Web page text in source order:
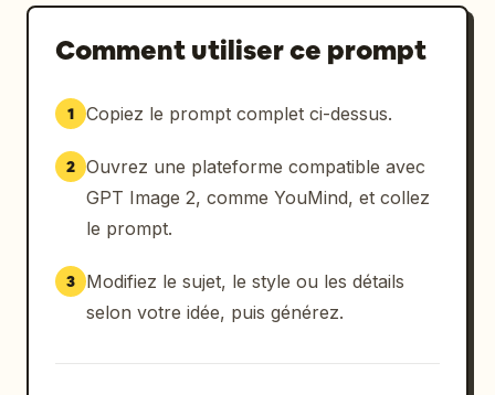
sorte que toute la typographie chinoise
semble intentionnellement conçue, comme pour
une campagne publicitaire mème et une affiche
slogan de pied de page chinois centré en gras
rétroéclairage de coucher de soleil orange,
des ombres chaudes, des reflets brillants sur
les griffes, une atmosphère de bureau de
étalonnage des couleurs noir et orange brûlé,
et une ambiance d'"IA stagiaire à la langue
bien pendue" à la fois humoristique et
Comment utiliser ce prompt
1 Copiez le prompt complet ci-dessus.
2 Ouvrez une plateforme compatible avec
GPT Image 2, comme YouMind, et collez
le prompt.
3
Modifiez le sujet, le style ou les détails
selon votre idée, puis générez.